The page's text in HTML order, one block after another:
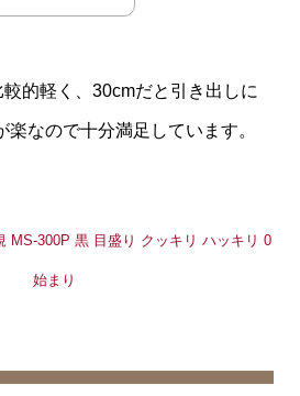
的軽く、30cmだと引き出しに
楽なので十分満足しています。